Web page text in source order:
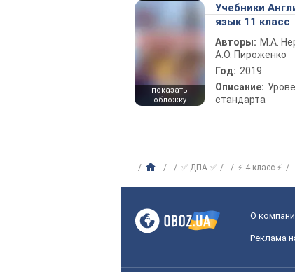
показать
обложку
Учебники
язык 11 класс
Авторы: М.А.
А.О. Пироженко
Год: 2019
Описание:
стандарта
✅ ДПА ✅ ⚡ 4 класс ⚡
О
Реклама